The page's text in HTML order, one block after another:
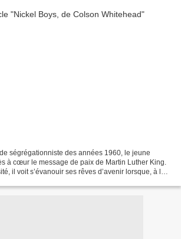
ségrégationniste des années 1960, le jeune
à cœur le message de paix de Martin Luther King.
il voit s’évanouir ses rêves d’avenir lorsque, à la